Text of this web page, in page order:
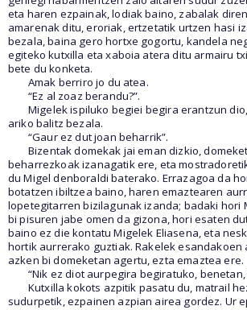
eta haren ezpainak, lodiak baino, zabalak
amarenak ditu, eroriak, ertzetatik urtzen hasi
bezala, baina gero hortxe gogortu, kandela
egiteko kutxilla eta xaboia atera ditu armairu
bete du konketa.
Amak berriro jo du atea.
“Ez al zoaz berandu?”.
Migelek ispiluko begiei begira erantzun
ariko balitz bezala.
“Gaur ez dut joan beharrik”.
Bizentak domekak jai eman dizkio,
beharrezkoak izanagatik ere, eta
du Migel denboraldi baterako. Errazagoa da
botatzen ibiltzea baino, haren emaztearen
lopetegitarren bizilagunak izanda; badaki hori
bi pisuren jabe omen da gizona, hori esaten
baino ez die kontatu Migelek Eliasena, eta
hortik aurrerako guztiak. Rakelek esandakoen
azken bi domeketan agertu, ezta emaztea ere.
“Nik ez diot aurpegira begiratuko, benetan,
Kutxilla kokots azpitik pasatu du, matrail
sudurpetik, ezpainen azpian airea gordez. Ur